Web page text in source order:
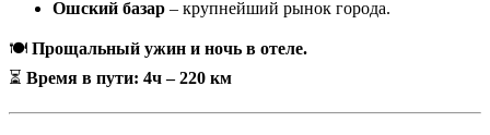
Ошский базар – крупнейший рынок города.
🍽 Прощальный ужин и ночь в отеле.
⏳ Время в пути: 4ч – 220 км